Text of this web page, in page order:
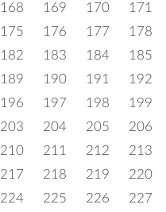
168 169 170 171
175 176 177 178
182 183 184 185
189 190 191 192
196 197 198 199
203 204 205 206
210 211 212 213
217 218 219 220
224 225 226 227